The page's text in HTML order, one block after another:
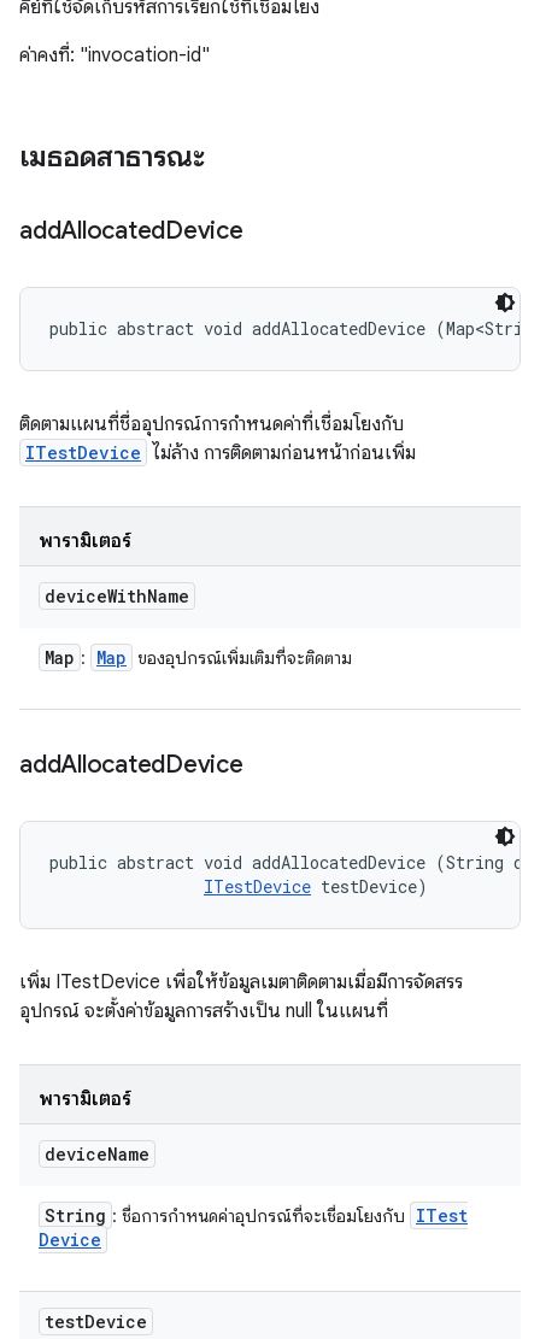
คีย์ที่ใช้จัดเก็บรหัสการเรียกใช้ที่เชื่อมโยง
ค่าคงที่: "invocation-id"
เมธอดสาธารณะ
addAllocatedDevice
public abstract void addAllocatedDevice
ติดตามแผนที่ชื่ออุปกรณ์การกำหนดค่าที่เชื่อมโยงกับ
ITestDevice ไม่ล้าง การติดตามก่อนหน้าก่อนเพิ่ม
พารามิเตอร์
deviceWithName
Map : Map ของอุปกรณ์เพิ่มเติมที่จะติดตาม
addAllocatedDevice
public abstract void addAllocatedDevice (String
ITestDevice testDevice)
เพิ่ม ITestDevice เพื่อให้ข้อมูลเมตาติดตามเมื่อมีการจัดสรร
อุปกรณ์ จะตั้งค่าข้อมูลการสร้างเป็น null ในแผนที่
พารามิเตอร์
deviceName
String : ชื่อการกำหนดค่าอุปกรณ์ที่จะเชื่อมโยงกับ
ITest
Device
testDevice